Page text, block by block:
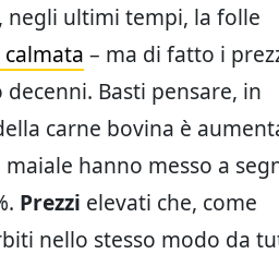
negli ultimi tempi, la folle
– ma di fatto i
Basti pensare, in
carne bovina è
hanno messo a
Prezzi elevati che, come
nello stesso modo da